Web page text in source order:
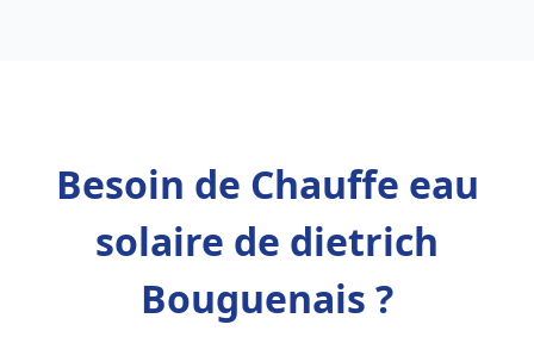
Besoin de Chauffe eau
solaire de dietrich
Bouguenais ?